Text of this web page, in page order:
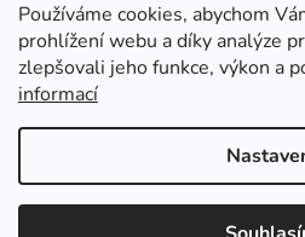
Používáme cookies, abychom
prohlížení webu a díky analýze
zlepšovali jeho funkce, výkon a
informací
Kamenná prodejna je otevřená od
13 do 16. Online objednávejte 24/7.
Vytvořil